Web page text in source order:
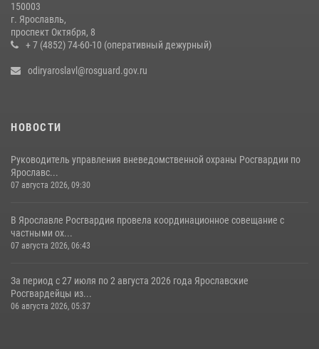
РОСГВАРДЕЙЦЫ ОБЕСПЕЧИЛИ БЕЗОПАСНОСТЬ ВО ВРЕМЯ
ПРОВЕДЕНИЯ РЯДА МЕРОПРИЯТИЙ В ЯРОСЛАВСКОЙ ОБЛАСТИ
20 июля 2026, 11:31 1
150003
г. Ярославль,
проспект Октября, 8
+ 7 (4852) 74-60-10 (оперативный дежурный)
odiryaroslavl@rosguard.gov.ru
НОВОСТИ
Руководитель управления вневедомственной охраны Росгвардии по
Ярославс...
07 августа 2026, 09:30
В Ярославле Росгвардия провела координационное совещание с
частными ох...
07 августа 2026, 06:43
За период с 27 июля по 2 августа 2026 года Ярославские
Росгвардейцы из...
06 августа 2026, 05:37